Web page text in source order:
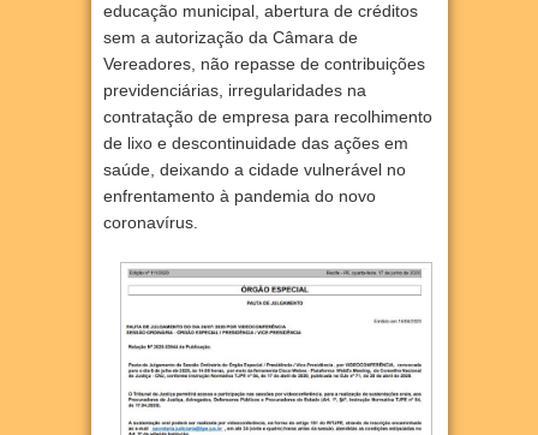
educação municipal, abertura de créditos
sem a autorização da Câmara de
Vereadores, não repasse de contribuições
previdenciárias, irregularidades na
contratação de empresa para recolhimento
de lixo e descontinuidade das ações em
saúde, deixando a cidade vulnerável no
enfrentamento à pandemia do novo
coronavírus.